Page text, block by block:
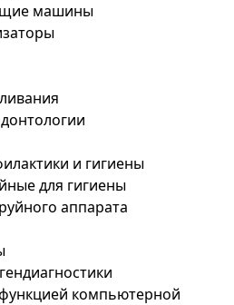
машины
и гигиены
для гигиены
аппарата
компьютерной